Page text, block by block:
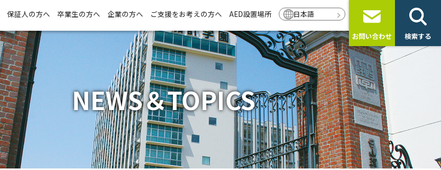
保証人の方へ 卒業生の方へ 企業の方へ ご支援をお考えの方へ AED設置場所 日本語
お問い合わせ 検索する
NEWS＆TOPICS